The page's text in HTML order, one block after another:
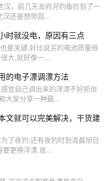
汉。前几天去府河钓鱼捡到了一
汉还是想带回...
时就没电，原因有三点
是关键,好比说买的电池质量很
大,就好像一...
的电子漂调漂方法
觉自己调出来的浮漂不好抓信
大家分享一种最...
文就可以完美解决，干货建
了夜钓;还有夜钓时到清晨旭日
要更换浮漂,很...